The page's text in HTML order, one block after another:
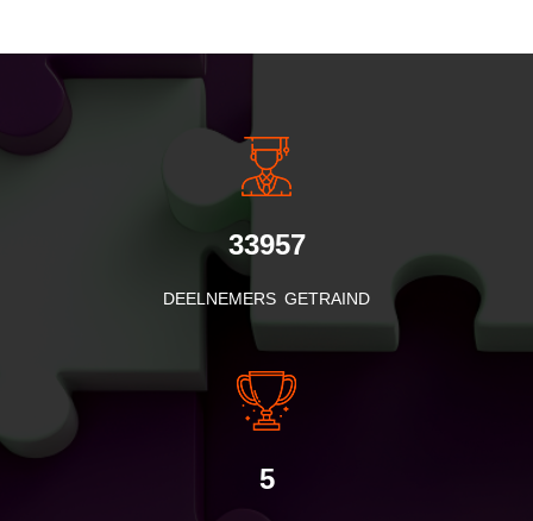
INSIDE INFORMATIE
33957
DEELNEMERS GETRAIND
5